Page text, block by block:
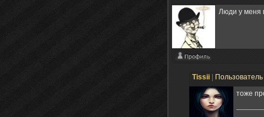
Люди у меня
Tissii
Пользователь
тоже